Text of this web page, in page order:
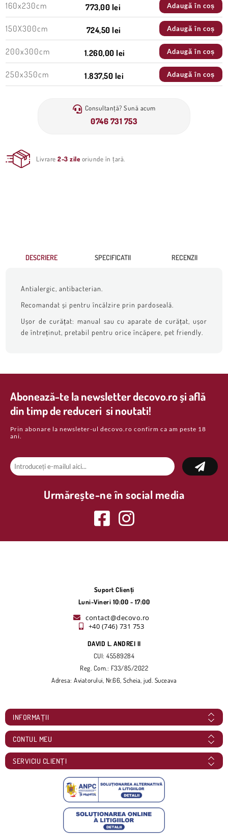
160x230cm 773,00 lei Adaugă în coș
150X300cm 724,50 lei Adaugă în coș
200x300cm 1.260,00 lei Adaugă în coș
250x350cm 1.837,50 lei Adaugă în coș
Consultanță? Sună acum
0746 731 753
Livrare2-3 zile oriunde în țară.
DESCRIERE SPECIFICATII RECENZII
Antialergic, antibacterian.
Recomandat și pentru încălzire prin pardoseală.
Ușor de curățat: manual sau cu aparate de curățat, ușor
de întreținut, pretabil pentru orice încăpere, pet friendly.
Abonează-te la newsletter decovo.ro și află
din timp de reduceri si noutati!
Prin abonare la newsleter-ul decovo.ro confirm ca am peste 18
ani.
Urmărește-ne în social media
Suport Clienți
Luni-Vineri 10:00 - 17:00
contact@decovo.ro
+40 (746) 731 753
DAVID L. ANDREI II
CUI: 45589284
Reg. Com.: F33/85/2022
Adresa: Aviatorului, Nr.66, Scheia, jud. Suceava
INFORMAȚII
CONTUL MEU
SERVICIU CLIENȚI